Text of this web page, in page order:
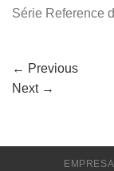
Série Reference
← Previous
Next →
EMPRESA